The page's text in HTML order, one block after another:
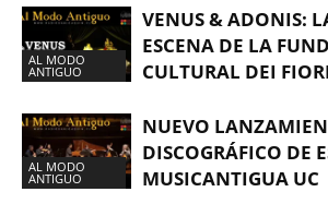
AL MODO
ANTIGUO
VENUS & ADONIS:
ESCENA DE LA
CULTURAL DEI FIORI
AL MODO
ANTIGUO
NUEVO
DISCOGRÁFICO DE
MUSICANTIGUA UC